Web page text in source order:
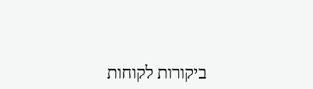
ביקורות לקוחות